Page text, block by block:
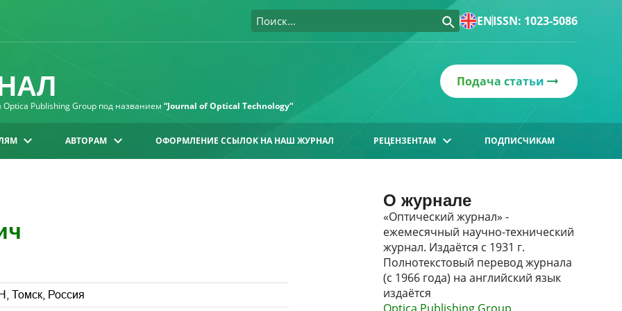
ENISSN: 1023-5086
Publishing Group под названием “Journal of Optical Technology“
Подача статьи
АВТОРАМ ОФОРМЛЕНИЕ ССЫЛОК НА НАШ ЖУРНАЛ РЕЦЕНЗЕНТАМ ПОДПИСЧИКАМ
Томск, Россия
О журнале
«Оптический журнал» -
ежемесячный научно-технический
журнал. Издаётся с 1931 г.
Полнотекстовый перевод журнала
(с 1966 года) на английский язык
издаётся